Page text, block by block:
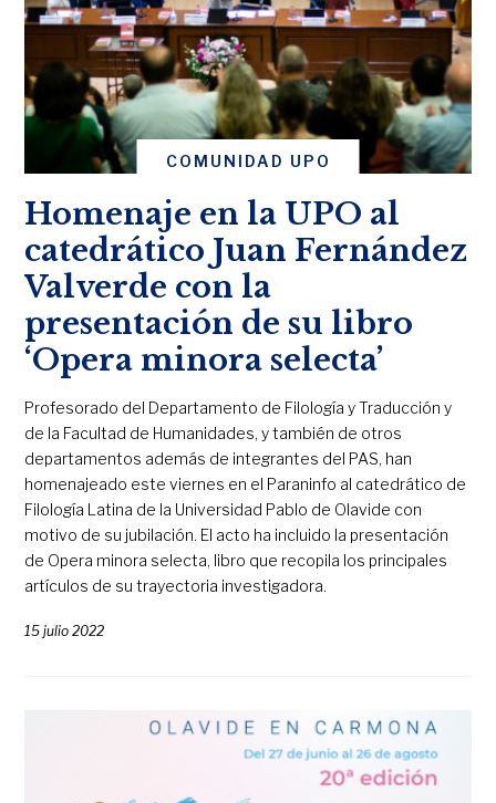
COMUNIDAD UPO
Homenaje en la UPO al
catedrático Juan Fernández
Valverde con la
presentación de su libro
‘Opera minora selecta’
Profesorado del Departamento de Filología y Traducción y
de la Facultad de Humanidades, y también de otros
departamentos además de integrantes del PAS, han
homenajeado este viernes en el Paraninfo al catedrático de
Filología Latina de la Universidad Pablo de Olavide con
motivo de su jubilación. El acto ha incluido la presentación
de Opera minora selecta, libro que recopila los principales
artículos de su trayectoria investigadora.
15 julio 2022